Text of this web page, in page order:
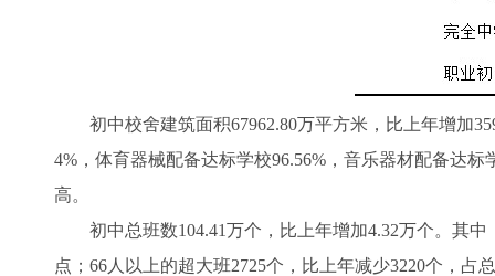
初中校舍建筑面积67962.80万平方米，比上年增加
4%，体育器械配备达标学校96.56%，音乐器材配备达
高。
初中总班数104.41万个，比上年增加4.32万个。其中
点；66人以上的超大班2725个，比上年减少3220个，占